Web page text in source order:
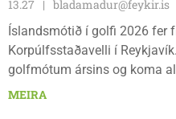
13.27
bladamadur@feykir.is
Íslandsmótið í golfi 2026 fer
Korpúlfsstaðavelli í
golfmótum ársins og koma
saman til að sýna hæfileika
MEIRA